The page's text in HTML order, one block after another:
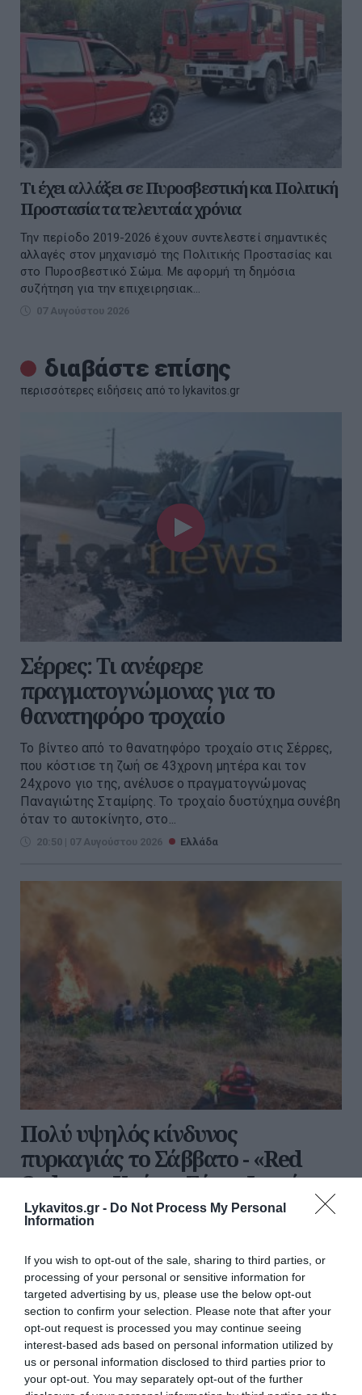
Lykavitos.gr - Do Not Process My Personal
Information
If you wish to opt-out of the sale, sharing to third parties, or
processing of your personal or sensitive information for
targeted advertising by us, please use the below opt-out
section to confirm your selection. Please note that after your
opt-out request is processed you may continue seeing
interest-based ads based on personal information utilized by
us or personal information disclosed to third parties prior to
your opt-out. You may separately opt-out of the further
Τι έχει αλλάξει σε Πυροσβεστική και Πολιτική
Προστασία τα τελευταία χρόνια
Την περίοδο 2019-2026 έχουν συντελεστεί σημαντικές
αλλαγές στον μηχανισμό της Πολιτικής Προστασίας και
στο Πυροσβεστικό Σώμα. Με αφορμή τη δημόσια
συζήτηση για την επιχειρησιακ...
07 Αυγούστου 2026
διαβάστε επίσης
περισσότερες ειδήσεις από το lykavitos.gr
Σέρρες: Τι ανέφερε
πραγματογνώμονας για το
θανατηφόρο τροχαίο
Το βίντεο από το θανατηφόρο τροχαίο στις Σέρρες,
που κόστισε τη ζωή σε 43χρονη μητέρα και τον
24χρονο γιο της, ανέλυσε ο πραγματογνώμονας
Παναγιώτης Σταμίρης. Το τροχαίο δυστύχημα συνέβη
όταν το αυτοκίνητο, στο...
20:50 | 07 Αυγούστου 2026 Ελλάδα
Πολύ υψηλός κίνδυνος
πυρκαγιάς το Σάββατο - «Red
Code» σε Κρήτη, Σάμο, Ικαρία
και Χίο
Προστασία και η Πυροσβεστική, καθώς το Σάββατο
είναι πολύ υψηλός ο κίνδυνος πυρκαγιάς. Πολύ
υψηλός κίνδυνος πυρκαγιάς (κατηγορία κινδύνου 4)
προβλέπεται σε Κρήτη, Σάμ...
20:33 | 07 Αυγούστου 2026 Ελλάδα